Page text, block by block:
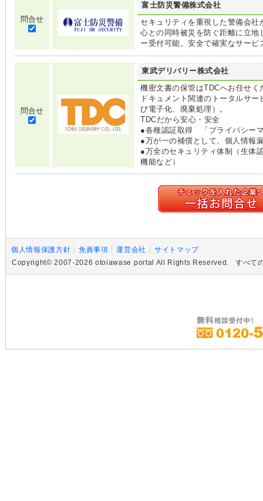
問合せ
富士防災警備株式会社
セキュリティを重視した警備会
心との同時被災を防ぐ距離に立
ー受付可能。安全で確実なサー
問合せ
東武デリバリー株式会社
機密文書の保管はTDCへお任せく
ドキュメント関連のトータルサ
び電子化、廃棄処理）。
TDCだから安心・安全
●各種認証取得 「プライバシー
●万が一の補償として、個人情報
●万全のセキュリティ体制（生体
機能など）
個人情報保護方針 免責事項 運営会社
サイトマップ
Copyright© 2007-2026 otoiawase portal All Rights Reserved. すべての